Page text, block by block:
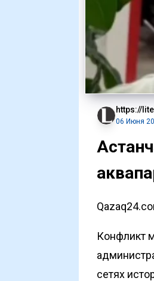
https://
06 Июня
Конфликт
сетях